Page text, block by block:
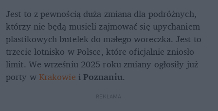
Jest to z pewnością duża zmiana dla podróżnych,
którzy nie będą musieli zajmować się upychaniem
plastikowych butelek do małego woreczka. Jest to
trzecie lotnisko w Polsce, które oficjalnie zniosło
limit. We wrześniu 2025 roku zmiany ogłosiły już
porty w Krakowie i Poznaniu.
REKLAMA